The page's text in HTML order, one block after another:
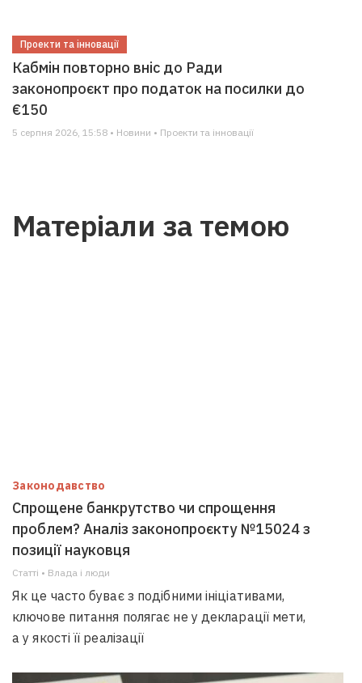
Проекти та інновації
Кабмін повторно вніс до Ради
законопроєкт про податок на посилки до
€150
5 серпня 2026, 15:58 • Новини • Проекти та інновації
Матеріали за темою
Законодавство
Спрощене банкрутство чи спрощення
проблем? Аналіз законопроєкту №15024 з
позиції науковця
Статті • Влада i люди
Як це часто буває з подібними ініціативами,
ключове питання полягає не у декларації мети,
а у якості її реалізації